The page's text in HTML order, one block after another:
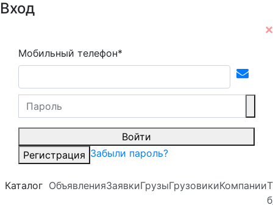
Вход
Мобильный телефон*
Войти
Регистрация Забыли пароль?
Каталог ОбъявленияЗаявкиГрузыГрузовикиКомпании